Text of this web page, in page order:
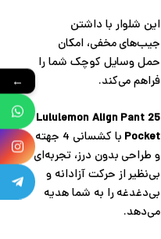
این شلوار با داشتن
جیب‌های مخفی، امکان
حمل وسایل کوچک شما را
فراهم می‌کند.
Lululemon Align Pant 25
Pocket
با کشسانی 4 جهته
و طراحی بدون درز، تجربه‌ای
بی‌نظیر از حرکت آزادانه و
بی‌دغدغه را به شما هدیه
می‌دهد.
←